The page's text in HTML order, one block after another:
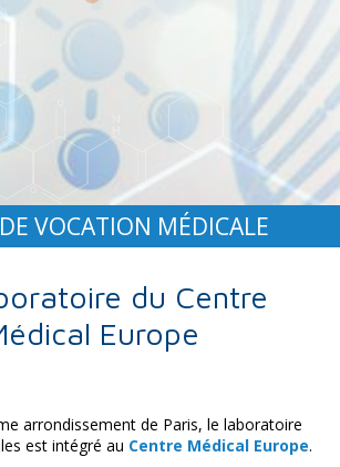
VOCATION MÉDICALE
du Centre
Europe
arrondissement de Paris, le laboratoire
est intégré au Centre Médical Europe.